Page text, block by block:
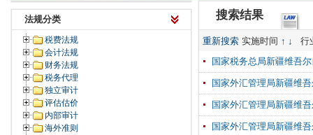
法规分类
税费法规
会计法规
财务法规
税务代理
独立审计
评估估价
内部审计
海外准则
搜索结果
重新搜索 实施时间 ↑ ↓
行
国家税务总局新疆维吾
国家外汇管理局新疆维
国家外汇管理局新疆维
国家外汇管理局新疆维